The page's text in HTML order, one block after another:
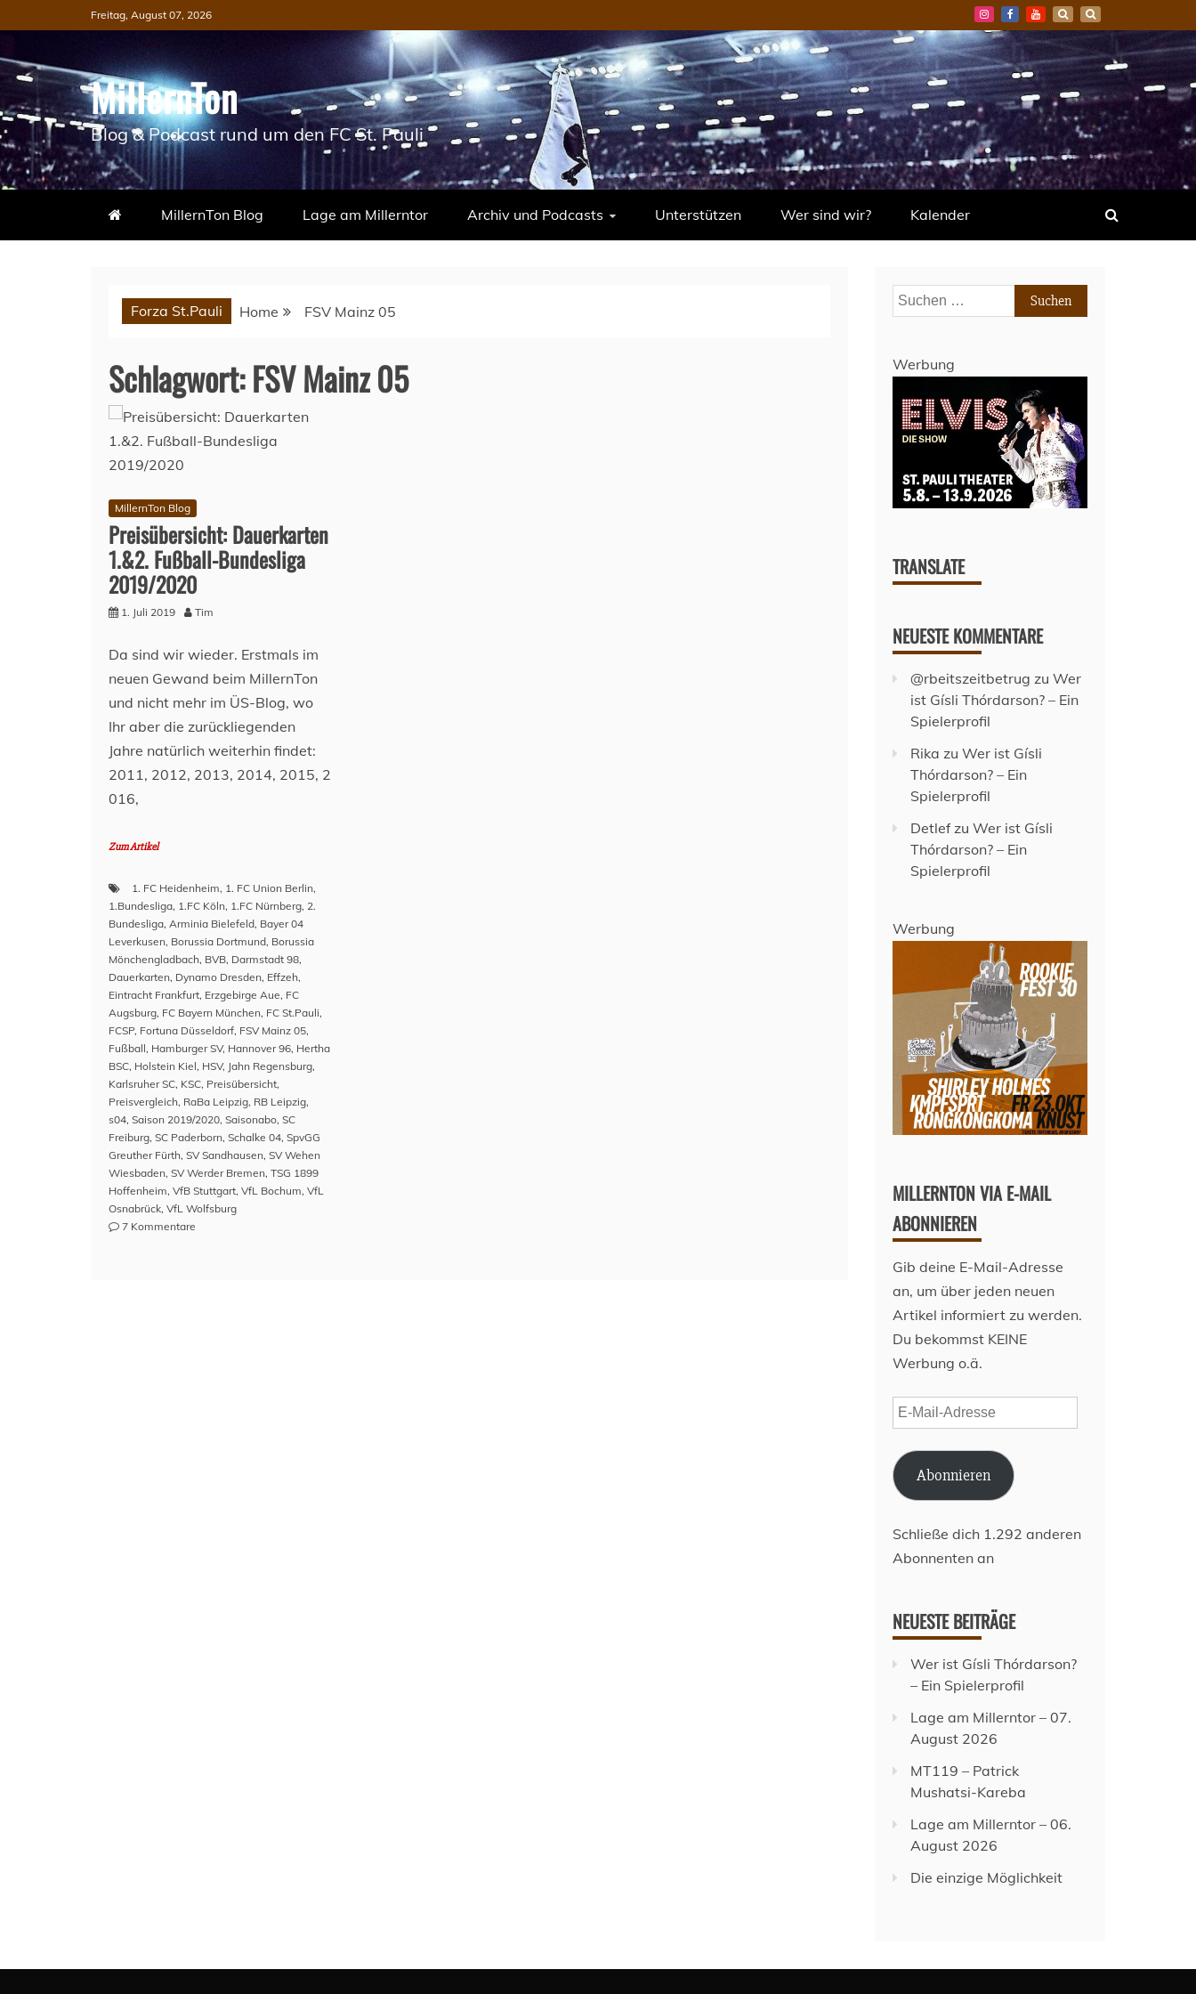
to
content
Freitag, August 07, 2026
MillernTon
Blog & Podcast rund um den FC St. Pauli
MillernTon Blog Lage am Millerntor Archiv und Podcasts Unterstützen Wer sind wir? Kalender
Forza St.Pauli Home FSV Mainz 05
Schlagwort:FSV Mainz 05
MillernTon Blog
Preisübersicht: Dauerkarten
1.&2. Fußball-Bundesliga
2019/2020
1. Juli 2019 Tim
Da sind wir wieder. Erstmals im
neuen Gewand beim MillernTon
und nicht mehr im ÜS-Blog, wo
Ihr aber die zurückliegenden
Jahre natürlich weiterhin findet:
2011, 2012, 2013, 2014, 2015, 2
016,
Zum Artikel
1. FC Heidenheim, 1. FC Union Berlin,
1.Bundesliga, 1.FC Köln, 1.FC Nürnberg, 2.
Bundesliga, Arminia Bielefeld, Bayer 04
Leverkusen, Borussia Dortmund, Borussia
Mönchengladbach, BVB, Darmstadt 98,
Dauerkarten, Dynamo Dresden, Effzeh,
Eintracht Frankfurt, Erzgebirge Aue, FC
Augsburg, FC Bayern München, FC St.Pauli,
FCSP, Fortuna Düsseldorf, FSV Mainz 05,
Fußball, Hamburger SV, Hannover 96, Hertha
BSC, Holstein Kiel, HSV, Jahn Regensburg,
Karlsruher SC, KSC, Preisübersicht,
Preisvergleich, RaBa Leipzig, RB Leipzig,
s04, Saison 2019/2020, Saisonabo, SC
Freiburg, SC Paderborn, Schalke 04, SpvGG
Greuther Fürth, SV Sandhausen, SV Wehen
Wiesbaden, SV Werder Bremen, TSG 1899
Hoffenheim, VfB Stuttgart, VfL Bochum, VfL
Osnabrück, VfL Wolfsburg
7 Kommentare
Suchen
nach:
Werbung
TRANSLATE
NEUESTE KOMMENTARE
@rbeitszeitbetrug zuWer
ist Gísli Thórdarson? – Ein
Spielerprofil
Rika zuWer ist Gísli
Thórdarson? – Ein
Spielerprofil
DetlefzuWer ist Gísli
Thórdarson? – Ein
Spielerprofil
Werbung
MILLERNTON VIA E-MAIL
ABONNIEREN
Gib deine E-Mail-Adresse
an, um über jeden neuen
Artikel informiert zu werden.
Du bekommst KEINE
Werbung o.ä.
E-
Mail-
Adresse
Abonnieren
Schließe dich 1.292 anderen
Abonnenten an
NEUESTE BEITRÄGE
Wer ist Gísli Thórdarson?
– Ein Spielerprofil
Lage am Millerntor – 07.
August 2026
MT119 – Patrick
Mushatsi-Kareba
Lage am Millerntor – 06.
August 2026
Die einzige Möglichkeit